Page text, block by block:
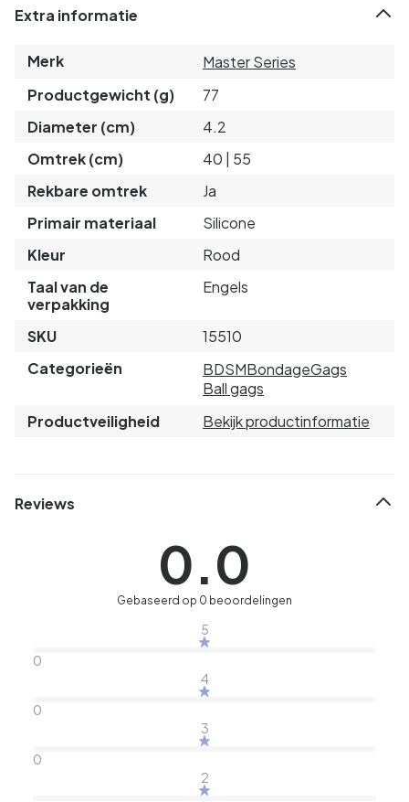
Extra informatie
Merk
Master Series
Productgewicht (g)
77
Diameter (cm)
4.2
Omtrek (cm)
40 | 55
Rekbare omtrek
Ja
Primair materiaal
Silicone
Kleur
Rood
Taal van de
verpakking
Engels
SKU
15510
Categorieën
BDSMBondageGags
Ball gags
Productveiligheid
Bekijk productinformatie
Reviews
0.0
Gebaseerd op 0 beoordelingen
5
0
4
0
3
0
2